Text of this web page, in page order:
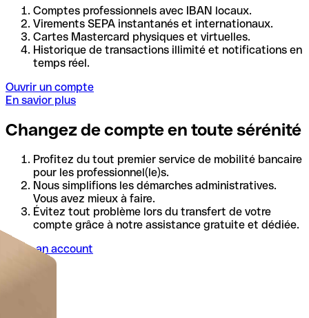
Comptes professionnels avec IBAN locaux.
Virements SEPA instantanés et internationaux.
Cartes Mastercard physiques et virtuelles.
Historique de transactions illimité et notifications en
temps réel.
Ouvrir un compte
En savior plus
Changez de compte en toute sérénité
Profitez du tout premier service de mobilité bancaire
pour les professionnel(le)s.
Nous simplifions les démarches administratives.
Vous avez mieux à faire.
Évitez tout problème lors du transfert de votre
compte grâce à notre assistance gratuite et dédiée.
Open an account